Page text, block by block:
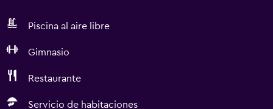
Piscina al aire libre
Gimnasio
Restaurante
Servicio de habitaciones